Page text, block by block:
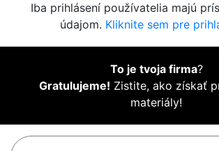
Iba prihlásení používatelia majú
údajom. Kliknite sem pre
To je tvoja firma?
Gratulujeme! Zistite, ako získať
materiály!